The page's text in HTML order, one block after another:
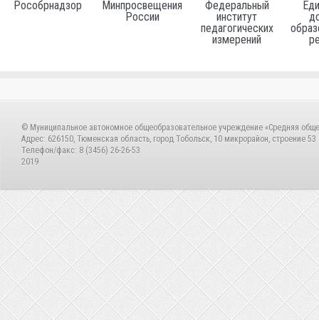
Рособрнадзор
Минпросвещения
России
Федеральный
институт
педагогических
измерений
© Муниципальное автономное общеобразовательное учреждение «Средняя
Адрес: 626150, Тюменская область, город Тобольск, 10 микрорайон, строение 53
Телефон/факс: 8 (3456) 26-26-53
2019